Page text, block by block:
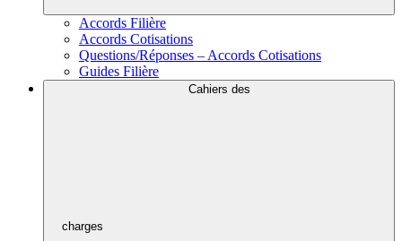
Accords Filière
Accords Cotisations
Questions/Réponses – Accords Cotisations
Guides Filière
Cahiers des
charges